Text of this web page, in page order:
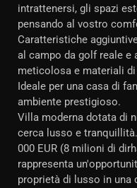
intrattenersi, gli spazi
pensando al vostro
Caratteristiche
al campo da golf reale
meticolosa e materiali
Ideale per una casa di
ambiente prestigioso.
Villa moderna dotata di
cerca lusso e tranquillità.
000 EUR (8 milioni di
rappresenta
proprietà di lusso in una